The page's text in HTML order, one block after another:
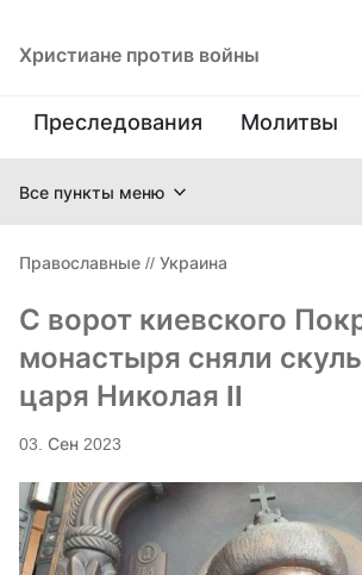
Христиане против войны
Преследования Молитвы
Все пункты меню
Православные // Украина
С ворот киевского
монастыря сняли
царя Николая II
03. Сен 2023